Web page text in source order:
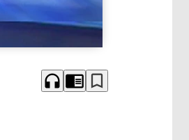
headphones chrome_reader_mode bookmark_border